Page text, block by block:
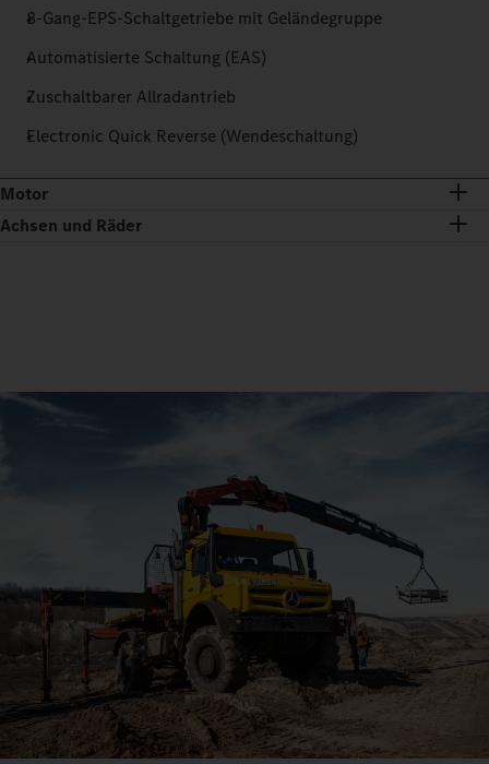
8-Gang-EPS-Schaltgetriebe mit Geländegruppe
Automatisierte Schaltung (EAS)
Zuschaltbarer Allradantrieb
Electronic Quick Reverse (Wendeschaltung)
Motor
Achsen und Räder